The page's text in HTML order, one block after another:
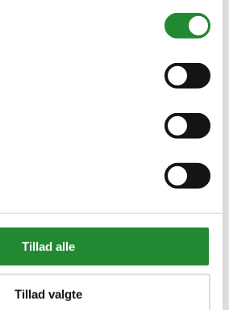
Tillad alle
Tillad valgte
med rib 100 mm ben Sort
1010 med rib
Sort